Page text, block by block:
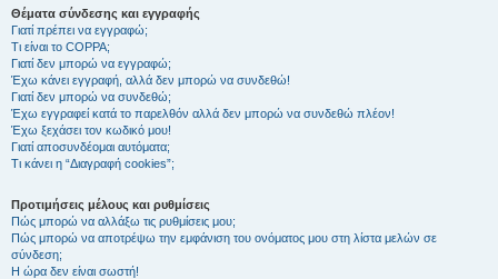
Θέματα σύνδεσης και εγγραφής
Γιατί πρέπει να εγγραφώ;
Τι είναι το COPPA;
Γιατί δεν μπορώ να εγγραφώ;
Έχω κάνει εγγραφή, αλλά δεν μπορώ να συνδεθώ!
Γιατί δεν μπορώ να συνδεθώ;
Έχω εγγραφεί κατά το παρελθόν αλλά δεν μπορώ να συνδεθώ πλέον!
Έχω ξεχάσει τον κωδικό μου!
Γιατί αποσυνδέομαι αυτόματα;
Τι κάνει η “Διαγραφή cookies”;
Προτιμήσεις μέλους και ρυθμίσεις
Πώς μπορώ να αλλάξω τις ρυθμίσεις μου;
Πώς μπορώ να αποτρέψω την εμφάνιση του ονόματος μου στη λίστα μελών σε
σύνδεση;
Η ώρα δεν είναι σωστή!